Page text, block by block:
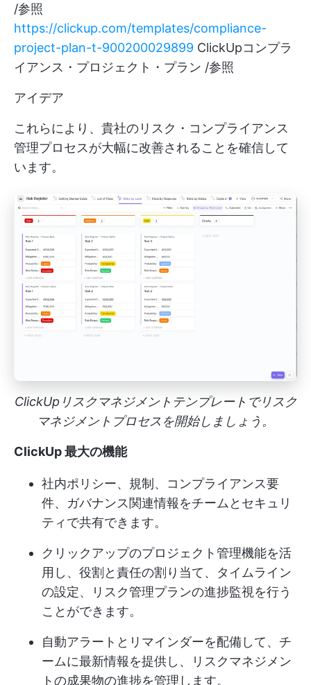
/参照
https://clickup.com/templates/compliance-
project-plan-t-900200029899 ClickUpコンプラ
イアンス・プロジェクト・プラン /参照
アイデア
これらにより、貴社のリスク・コンプライアンス
管理プロセスが大幅に改善されることを確信して
います。
ClickUpリスクマネジメントテンプレートでリスク
マネジメントプロセスを開始しましょう。
ClickUp 最大の機能
社内ポリシー、規制、コンプライアンス要
件、ガバナンス関連情報をチームとセキュリ
ティで共有できます。
クリックアップのプロジェクト管理機能を活
用し、役割と責任の割り当て、タイムライン
の設定、リスク管理プランの進捗監視を行う
ことができます。
自動アラートとリマインダーを配備して、チ
ームに最新情報を提供し、リスクマネジメン
トの成果物の進捗を管理します。